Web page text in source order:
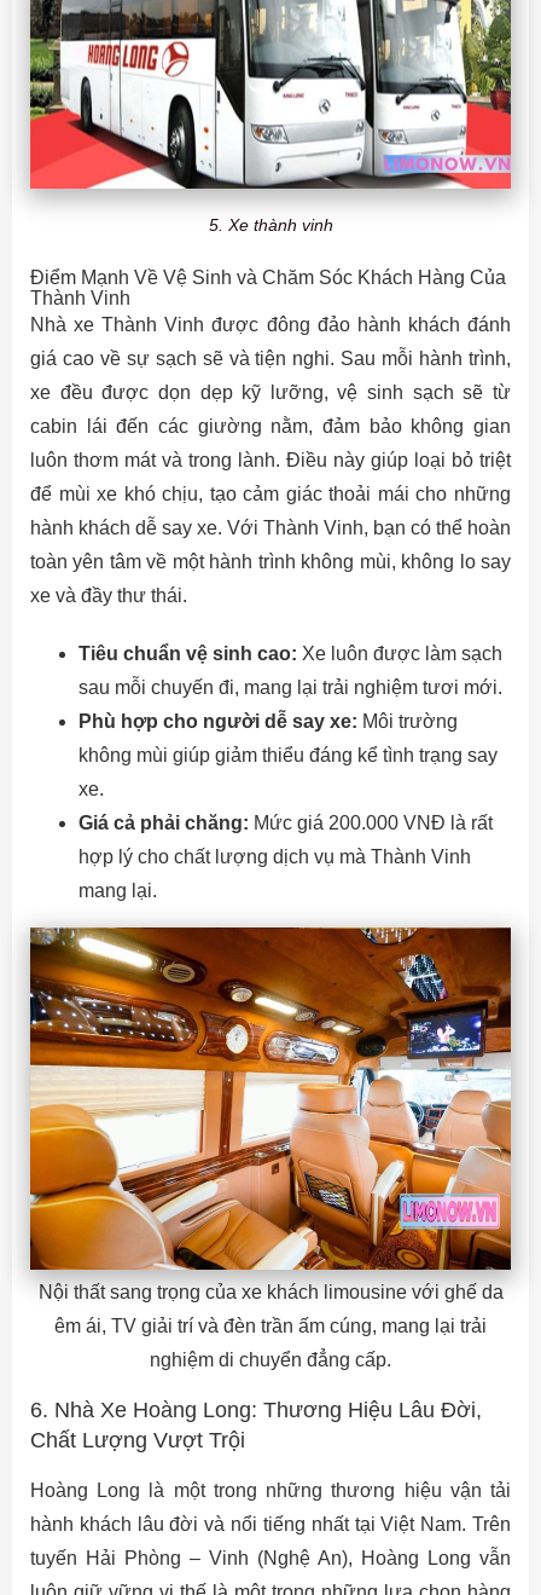
5. Xe thành vinh
Điểm Mạnh Về Vệ Sinh và Chăm Sóc Khách Hàng Của
Thành Vinh
Nhà xe Thành Vinh được đông đảo hành khách đánh
giá cao về sự sạch sẽ và tiện nghi. Sau mỗi hành trình,
xe đều được dọn dẹp kỹ lưỡng, vệ sinh sạch sẽ từ
cabin lái đến các giường nằm, đảm bảo không gian
luôn thơm mát và trong lành. Điều này giúp loại bỏ triệt
để mùi xe khó chịu, tạo cảm giác thoải mái cho những
hành khách dễ say xe. Với Thành Vinh, bạn có thể hoàn
toàn yên tâm về một hành trình không mùi, không lo say
xe và đầy thư thái.
Tiêu chuẩn vệ sinh cao: Xe luôn được làm sạch
sau mỗi chuyến đi, mang lại trải nghiệm tươi mới.
Phù hợp cho người dễ say xe: Môi trường
không mùi giúp giảm thiểu đáng kể tình trạng say
xe.
Giá cả phải chăng: Mức giá 200.000 VNĐ là rất
hợp lý cho chất lượng dịch vụ mà Thành Vinh
mang lại.
Nội thất sang trọng của xe khách limousine với ghế da
êm ái, TV giải trí và đèn trần ấm cúng, mang lại trải
nghiệm di chuyển đẳng cấp.
6. Nhà Xe Hoàng Long: Thương Hiệu Lâu Đời,
Chất Lượng Vượt Trội
Hoàng Long là một trong những thương hiệu vận tải
hành khách lâu đời và nổi tiếng nhất tại Việt Nam. Trên
tuyến Hải Phòng – Vinh (Nghệ An), Hoàng Long vẫn